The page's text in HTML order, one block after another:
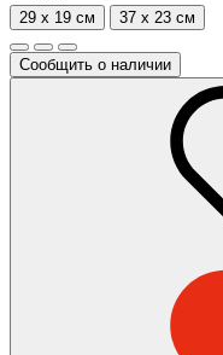
29 x 19 см 37 x 23 см
Сообщить о наличии